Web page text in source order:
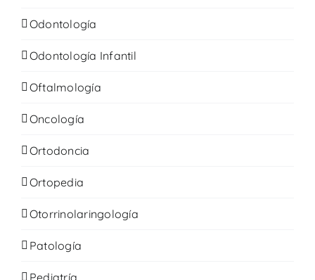
Odontología
Odontología Infantil
Oftalmología
Oncología
Ortodoncia
Ortopedia
Otorrinolaringología
Patología
Pediatría